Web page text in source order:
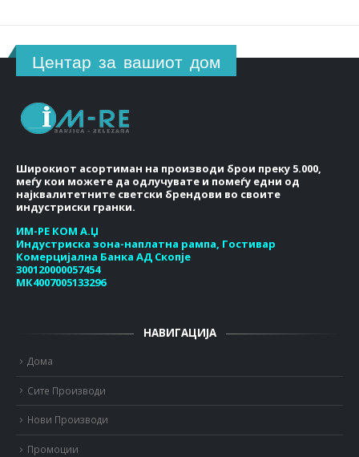
Центар за вашиот дом
Широкиот асортиман на производи брои преку 5.000,
меѓу кои можете да одлучувате и помеѓу едни од
најквалитетните светски брендови во своите
индустриски гранки.
ИМ-РЕ КОМ А.Џ
Индустриска зона-наплатна рампа, Гостивар
Комерцијална Банка АД Скопје
300120000057454
МК4007005133296
НАВИГАЦИЈА
Дома
Сите Производи
Нови Производи
Промоции